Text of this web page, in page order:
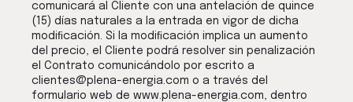
comunicará al Cliente con una antelación de quince
(15) días naturales a la entrada en vigor de dicha
modiﬁcación. Si la modiﬁcación implica un aumento
del precio, el Cliente podrá resolver sin penalización
el Contrato comunicándolo por escrito a
clientes@plena-energia.com o a través del
formulario web de www.plena-energia.com, dentro